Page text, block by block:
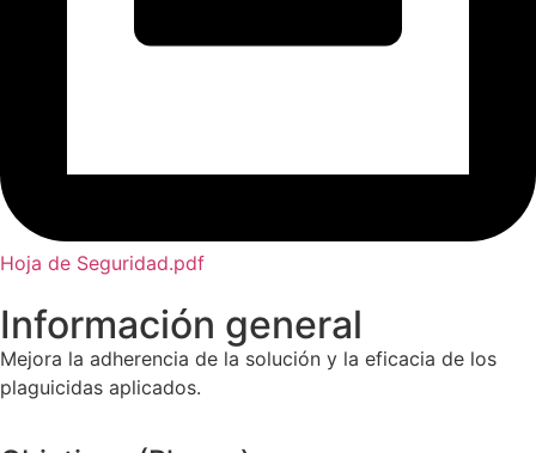
Hoja de Seguridad.pdf
Información general
Mejora la adherencia de la solución y la eficacia de los
plaguicidas aplicados.